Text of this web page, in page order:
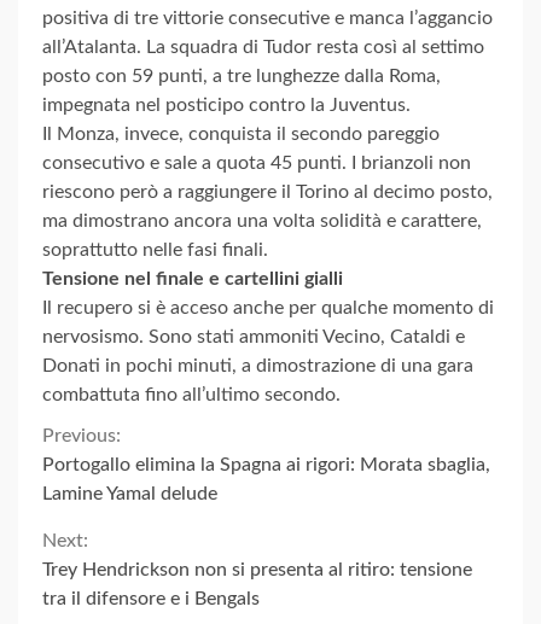
positiva di tre vittorie consecutive e manca l’aggancio
all’Atalanta. La squadra di Tudor resta così al settimo
posto con 59 punti, a tre lunghezze dalla Roma,
impegnata nel posticipo contro la Juventus.
Il Monza, invece, conquista il secondo pareggio
consecutivo e sale a quota 45 punti. I brianzoli non
riescono però a raggiungere il Torino al decimo posto,
ma dimostrano ancora una volta solidità e carattere,
soprattutto nelle fasi finali.
Tensione nel finale e cartellini gialli
Il recupero si è acceso anche per qualche momento di
nervosismo. Sono stati ammoniti Vecino, Cataldi e
Donati in pochi minuti, a dimostrazione di una gara
combattuta fino all’ultimo secondo.
Continue
Reading
Previous:
Portogallo elimina la Spagna ai rigori: Morata sbaglia,
Lamine Yamal delude
Next:
Trey Hendrickson non si presenta al ritiro: tensione
tra il difensore e i Bengals